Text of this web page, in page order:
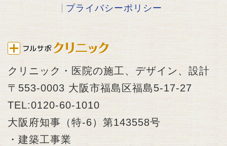
プライバシーポリシー
クリニック・医院の施工、デザイン、設計
〒553-0003 大阪市福島区福島5-17-27
TEL:0120-60-1010
大阪府知事（特-6）第143558号
・建築工事業